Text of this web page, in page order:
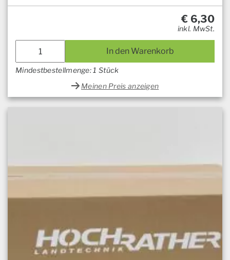
€ 6,30
inkl. MwSt.
In den Warenkorb
Mindestbestellmenge: 1 Stück
Meinen Preis anzeigen